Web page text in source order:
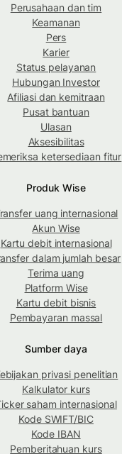
Perusahaan dan tim
Keamanan
Pers
Karier
Status pelayanan
Hubungan Investor
Afiliasi dan kemitraan
Pusat bantuan
Ulasan
Aksesibilitas
ketersediaan fitur
Produk Wise
uang internasional
Akun Wise
Kartu debit internasional
dalam jumlah besar
Terima uang
Platform Wise
Kartu debit bisnis
Pembayaran massal
Sumber daya
privasi penelitian
Kalkulator kurs
saham internasional
Kode SWIFT/BIC
Kode IBAN
Pemberitahuan kurs